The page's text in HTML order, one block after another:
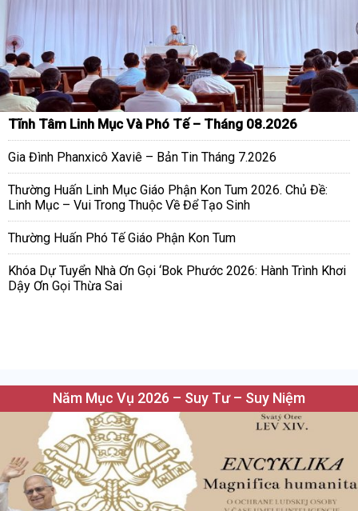
Tĩnh Tâm Linh Mục Và Phó Tế – Tháng 08.2026
Gia Đình Phanxicô Xaviê – Bản Tin Tháng 7.2026
Thường Huấn Linh Mục Giáo Phận Kon Tum 2026. Chủ Đề:
Linh Mục – Vui Trong Thuộc Về Để Tạo Sinh
Thường Huấn Phó Tế Giáo Phận Kon Tum
Khóa Dự Tuyển Nhà Ơn Gọi ‘Bok Phước 2026: Hành Trình Khơi
Dậy Ơn Gọi Thừa Sai
Năm Mục Vụ 2026 – Suy Tư – Suy Niệm